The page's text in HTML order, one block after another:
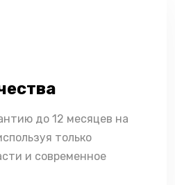
до 12 месяцев на
только
и современное